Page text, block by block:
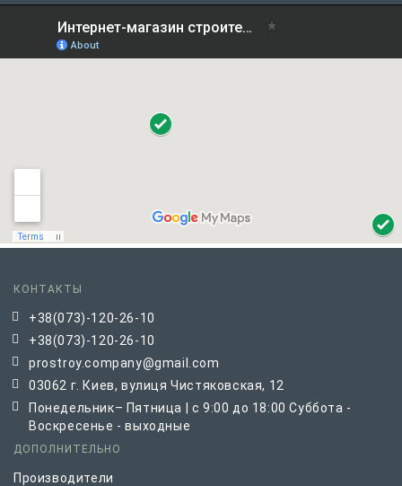
КОНТАКТЫ
+38(073)-120-26-10
+38(073)-120-26-10
prostroy.company@gmail.com
03062 г. Киев, вулиця Чистяковская, 12
Понедельник– Пятница | с 9:00 до 18:00 Суббота -
Воскресенье - выходные
ДОПОЛНИТЕЛЬНО
Производители